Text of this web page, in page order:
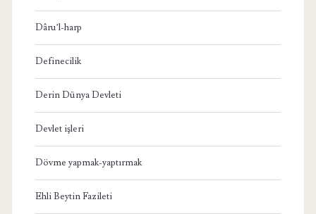
Dâru’l-harp
Definecilik
Derin Dünya Devleti
Devlet işleri
Dövme yapmak-yaptırmak
Ehli Beytin Fazileti